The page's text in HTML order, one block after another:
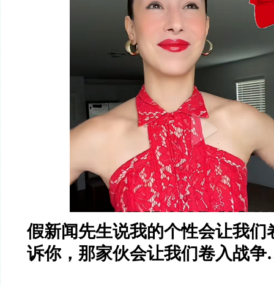
假新闻先生说我的个性会让我们
诉你，那家伙会让我们卷入战